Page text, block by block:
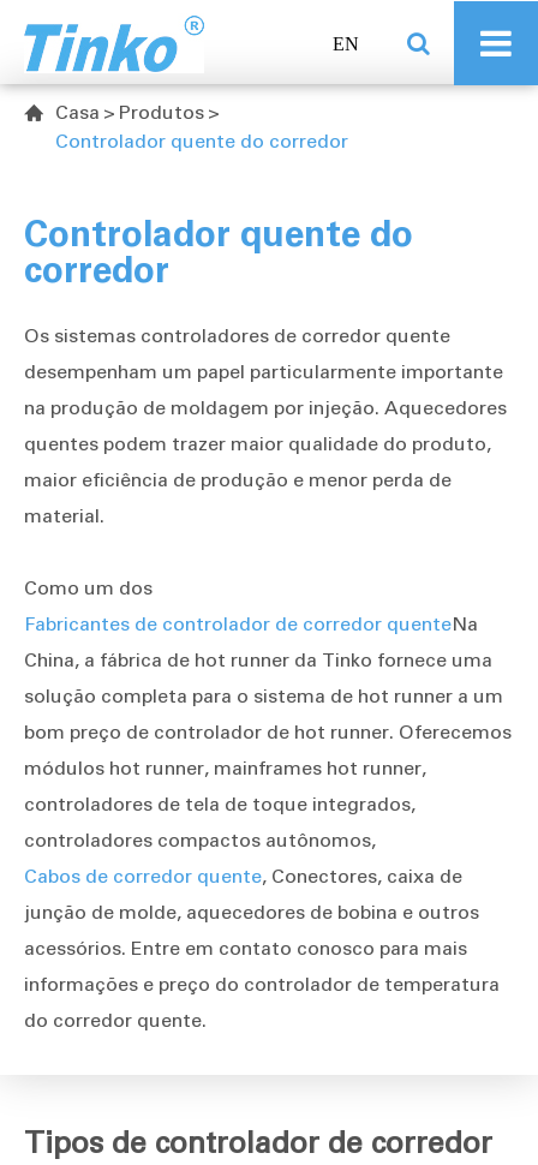
EN
 Casa
Produtos
Controlador quente do corredor
Controlador quente do
corredor
Os sistemas controladores de corredor quente
desempenham um papel particularmente importante
na produção de moldagem por injeção. Aquecedores
quentes podem trazer maior qualidade do produto,
maior eficiência de produção e menor perda de
material.
Como um dos
Fabricantes de controlador de corredor quenteNa
China, a fábrica de hot runner da Tinko fornece uma
solução completa para o sistema de hot runner a um
bom preço de controlador de hot runner. Oferecemos
módulos hot runner, mainframes hot runner,
controladores de tela de toque integrados,
controladores compactos autônomos,
Cabos de corredor quente, Conectores, caixa de
junção de molde, aquecedores de bobina e outros
acessórios. Entre em contato conosco para mais
informações e preço do controlador de temperatura
do corredor quente.
Tipos de controlador de corredor